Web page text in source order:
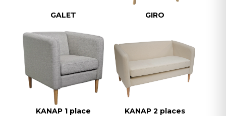
GALET GIRO
KANAP 1 place KANAP 2 places